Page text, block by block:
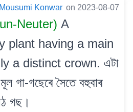
Mousumi Konwar on 2023-08-07
Neuter) A
plant having a main
a distinct crown. এটা
গা-গছেৰে সৈতে বহুবাৰ
গছ।